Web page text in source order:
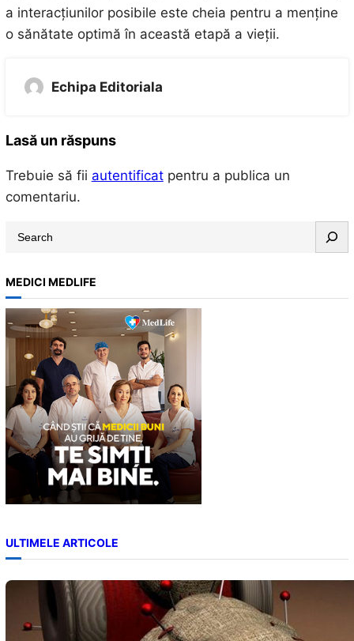
a interacțiunilor posibile este cheia pentru a menține
o sănătate optimă în această etapă a vieții.
Echipa Editoriala
Lasă un răspuns
Trebuie să fii autentificatpentru a publica un
comentariu.
r
c
h
MEDICI MEDLIFE
ULTIMELE ARTICOLE